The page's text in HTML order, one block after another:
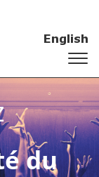
English
du